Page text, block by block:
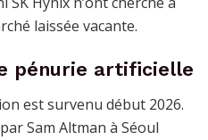
laissée vacante.
pénurie artificielle
est survenu début 2026.
Sam Altman à Séoul